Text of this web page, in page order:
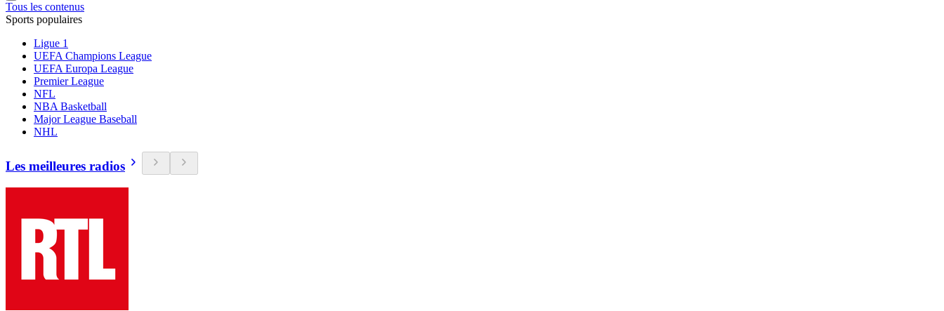
Tous les contenus
Sports populaires
Ligue 1
UEFA Champions League
UEFA Europa League
Premier League
NFL
NBA Basketball
Major League Baseball
NHL
Les meilleures radios